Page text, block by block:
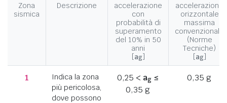
Zona
sismica
Descrizione
accelerazione
con
probabilità di
superamento
del 10% in 50
anni
[ag]
accelerazione
orizzontale
massima
convenzionale
(Norme
Tecniche)
[ag]
1
Indica la zona
più pericolosa,
dove possono
0,25 < ag≤
0,35 g
0,35 g